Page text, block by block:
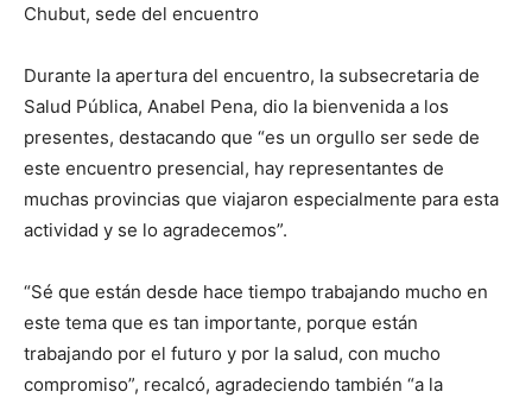
Chubut, sede del encuentro
Durante la apertura del encuentro, la subsecretaria de
Salud Pública, Anabel Pena, dio la bienvenida a los
presentes, destacando que “es un orgullo ser sede de
este encuentro presencial, hay representantes de
muchas provincias que viajaron especialmente para esta
actividad y se lo agradecemos”.
“Sé que están desde hace tiempo trabajando mucho en
este tema que es tan importante, porque están
trabajando por el futuro y por la salud, con mucho
compromiso”, recalcó, agradeciendo también “a la